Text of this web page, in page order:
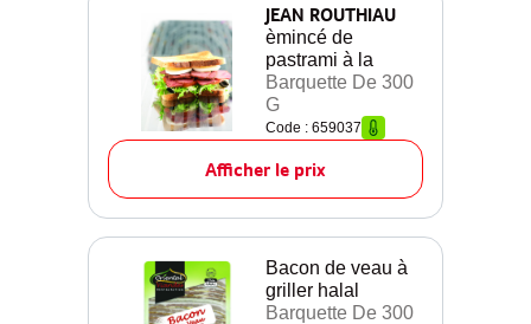
JEAN ROUTHIAU
èmincé de
pastrami à la
Barquette De 300
G
Code : 659037
Afficher le prix
Bacon de veau à
griller halal
Barquette De 300